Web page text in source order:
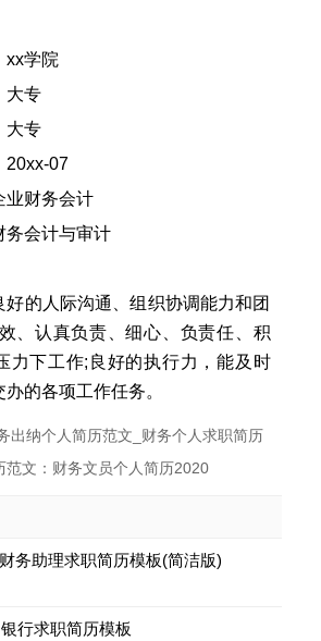
学院
专
专
07
财务会计
会计与审计
人际沟通、组织协调能力和团
、认真负责、细心、负责任、积
力下工作;良好的执行力，能及时
的各项工作任务。
出纳个人简历范文_财务个人求职简历
范文：财务文员个人简历2020
务助理求职简历模板(简洁版)
行求职简历模板